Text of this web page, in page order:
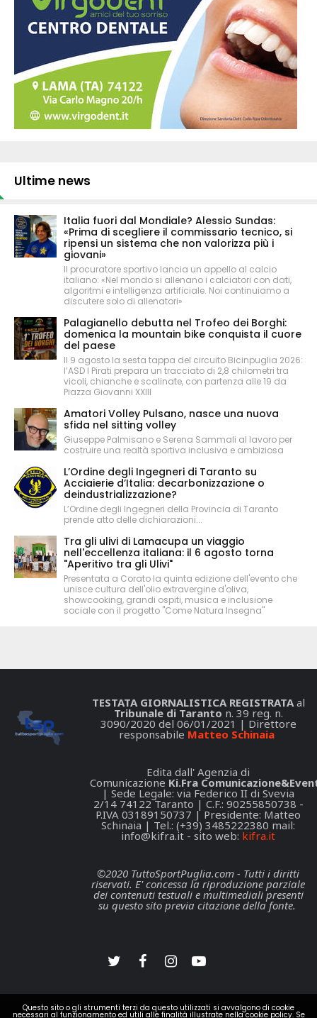
Ultime news
Italia fuori dal Mondiale? Alessio Sundas:
«Prima di scegliere il commissario tecnico, si
ripensi un sistema che non valorizza più i
giovani»
Il procuratore sportivo lancia un appello al calcio
italiano: «Nel mondo si allenano i calciatori con dati,
algoritmi e intelligenza artificiale. Noi continuiamo a
discutere solo di allenatori»
Palagianello debutta nel Trofeo dei Borghi:
domenica la mountain bike conquista il cuore
del paese
Il 9 agosto la sesta tappa del circuito Bicinpuglia 2026:
l’ASD I Pirati prepara un tracciato di 2,8 chilometri tra
vicoli, chianche e scalinate, con partenza alle 19 da
Piazza Giovanni XXIII
Amatori Volley Pulsano, nasce una nuova
sfida nel sitting volley
Giuseppe Palmisano e Serena Sammali al lavoro per
costruire una realtà sportiva inclusiva e ambiziosa
L’Ordine degli Ingegneri di Taranto su
Acciaierie d’Italia: decarbonizzazione o
deindustrializzazione?
L’Ordine degli Ingegneri della Provincia di Taranto
prende atto delle dichiarazioni...
Tra gli ulivi di Lamacupa un viaggio
nell'eccellenza italiana: il 6 agosto torna
"Aperitivo tra gli Ulivi"
Presentata a Corato la quinta edizione dell'evento che
unisce cultura dell'olio extravergine d'oliva,
showcooking, grandi ospiti, musica e inclusione
sociale con il progetto "Come Natura Insegna"
TESTATA GIORNALISTICA REGISTRATAal
Tribunale di Taranto n. 39 reg. n.
3090/2020 del 06/01/2021 | Direttore
responsabile Matteo Schinaia
Edita dall' Agenzia di
Comunicazione Ki.Fra
| Sede Legale: via Federico II di Svevia
2/14 74122 Taranto | C.F.: 90255850738 -
P.IVA 03189150737 | Presidente: Matteo
Schinaia | Tel.: (+39) 3485222380 mail:
info@kifra.it - sito web: kifra.it
©2020 TuttoSportPuglia.com - Tutti i diritti
riservati. E' concessa la riproduzione parziale
dei contenuti testuali e multimediali presenti
su questo sito previa citazione della fonte.
Questo sito o gli strumenti terzi da questo utilizzati si avvalgono di cookie
necessari al funzionamento ed utili alle finalità illustrate nella cookie policy. Se